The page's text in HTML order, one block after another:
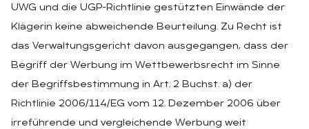
UWG und die UGP-Richtlinie gestützten Einwände der
Klägerin keine abweichende Beurteilung. Zu Recht ist
das Verwaltungsgericht davon ausgegangen, dass der
Begriff der Werbung im Wettbewerbsrecht im Sinne
der Begriffsbestimmung in Art. 2 Buchst. a) der
Richtlinie 2006/114/EG vom 12. Dezember 2006 über
irreführende und vergleichende Werbung weit